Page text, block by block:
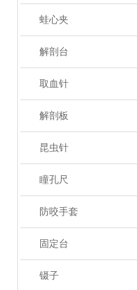
蛙心夹
解剖台
取血针
解剖板
昆虫针
瞳孔尺
防咬手套
固定台
镊子